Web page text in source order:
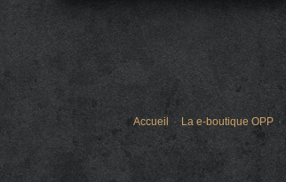
Accueil La e-boutique OPP